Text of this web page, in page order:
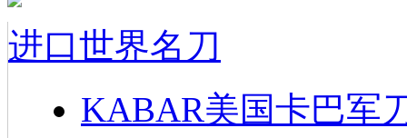
进口世界名刀
KABAR美国卡巴军